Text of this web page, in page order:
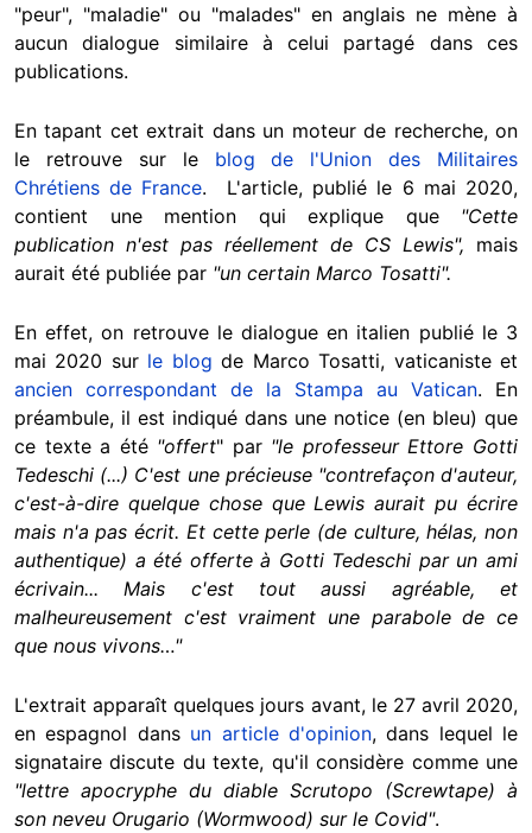
"peur", "maladie" ou "malades" en anglais ne mène à
aucun dialogue similaire à celui partagé dans ces
publications.
En tapant cet extrait dans un moteur de recherche, on
le retrouve sur le blog de l'Union des Militaires
Chrétiens de France. L'article, publié le 6 mai 2020,
contient une mention qui explique que"Cette
publication n'est pas réellement de CS Lewis", mais
aurait été publiée par "un certain Marco Tosatti".
En effet, on retrouve le dialogue en italien publié le 3
mai 2020 sur le blog de Marco Tosatti, vaticaniste et
ancien correspondant de la Stampa au Vatican. En
préambule, il est indiqué dans une notice (en bleu) que
ce texte a été"offert" par"le professeur Ettore Gotti
Tedeschi (...) C'est une précieuse "contrefaçon d'auteur,
c'est-à-dire quelque chose que Lewis aurait pu écrire
mais n'a pas écrit. Et cette perle (de culture, hélas, non
authentique) a été offerte à Gotti Tedeschi par un ami
écrivain... Mais c'est tout aussi agréable, et
malheureusement c'est vraiment une parabole de ce
que nous vivons…"
L'extrait apparaît quelques jours avant, le 27 avril 2020,
en espagnol dans un article d'opinion, dans lequel le
signataire discute du texte, qu'il considère comme une
"lettre apocryphe du diable Scrutopo (Screwtape) à
son neveu Orugario (Wormwood) sur le Covid".